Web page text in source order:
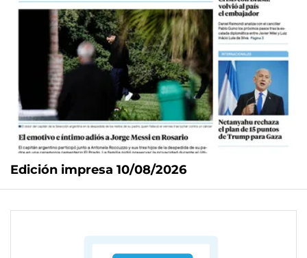
Edición impresa 10/08/2026